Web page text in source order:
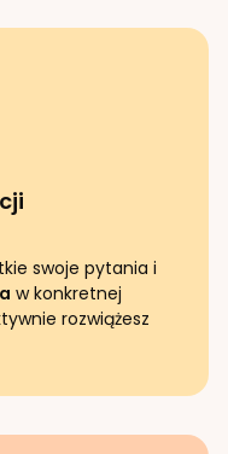
swoje pytania i
w konkretnej
rozwiążesz